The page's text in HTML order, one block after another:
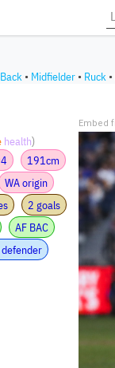
Back • Midfielder • Ruck •